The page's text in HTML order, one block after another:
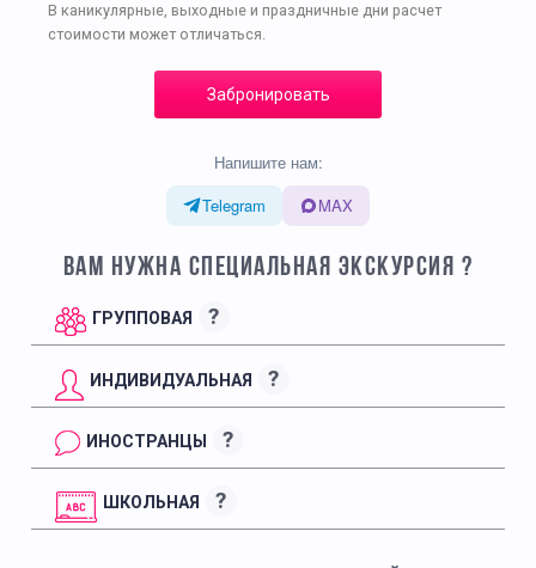
В каникулярные, выходные и праздничные дни расчет
стоимости может отличаться.
Забронировать
Напишите нам:
Telegram
MAX
ВАМ НУЖНА СПЕЦИАЛЬНАЯ ЭКСКУРСИЯ ?
ГРУППОВАЯ ?
ИНДИВИДУАЛЬНАЯ ?
ИНОСТРАНЦЫ ?
ШКОЛЬНАЯ ?